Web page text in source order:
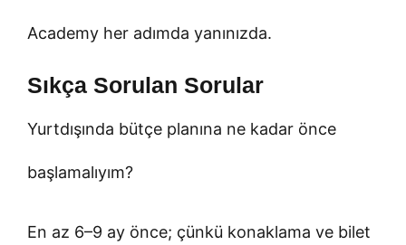
Academy her adımda yanınızda.
Sıkça Sorulan Sorular
Yurtdışında bütçe planına ne kadar önce
başlamalıyım?
En az 6–9 ay önce; çünkü konaklama ve bilet